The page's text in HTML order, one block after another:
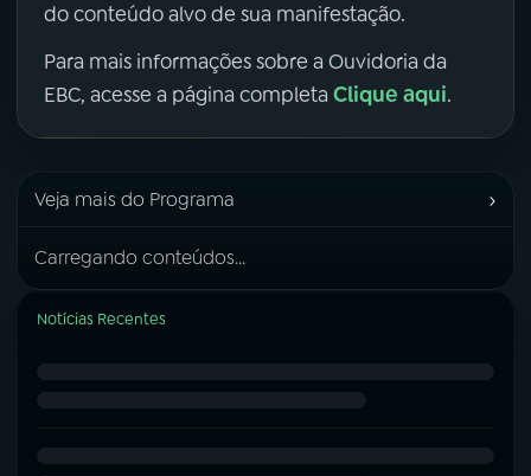
do conteúdo alvo de sua manifestação.
Para mais informações sobre a Ouvidoria da
EBC, acesse a página completa Clique aqui.
Veja mais do Programa ›
Carregando conteúdos...
Notícias Recentes